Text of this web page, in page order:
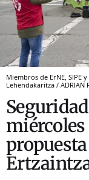
Miembros de ErNE, SIPE
Lehendakaritza / ADRIAN
miércoles